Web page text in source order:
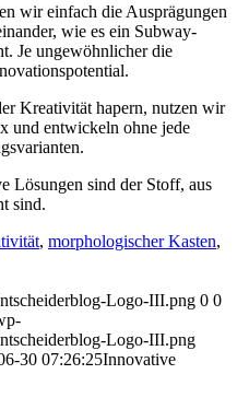
wir einfach die Ausprägungen
wie es ein Subway-
Je ungewöhnlicher die
Kreativität hapern, nutzen wir
und entwickeln ohne jede
Lösungen sind der Stoff, aus
sind.
, morphologischer Kasten,
Logo-III.png 0 0
Logo-III.png
30 07:26:25Innovative